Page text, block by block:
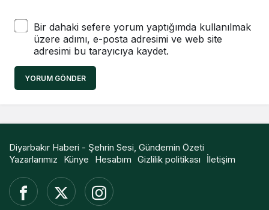
Bir dahaki sefere yorum yaptığımda kullanılmak
üzere adımı, e-posta adresimi ve web site
adresimi bu tarayıcıya kaydet.
YORUM GÖNDER
Diyarbakır Haberi - Şehrin Sesi, Gündemin Özeti
Yazarlarımız
Künye Hesabım Gizlilik politikası İletişim